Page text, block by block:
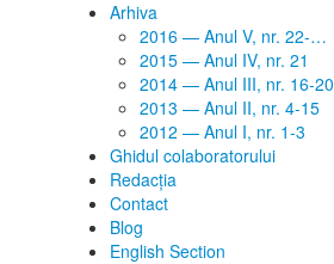
Arhiva
2016 — Anul V, nr. 22-…
2015 — Anul IV, nr. 21
2014 — Anul III, nr. 16-20
2013 — Anul II, nr. 4-15
2012 — Anul I, nr. 1-3
Ghidul colaboratorului
Redacţia
Contact
Blog
English Section